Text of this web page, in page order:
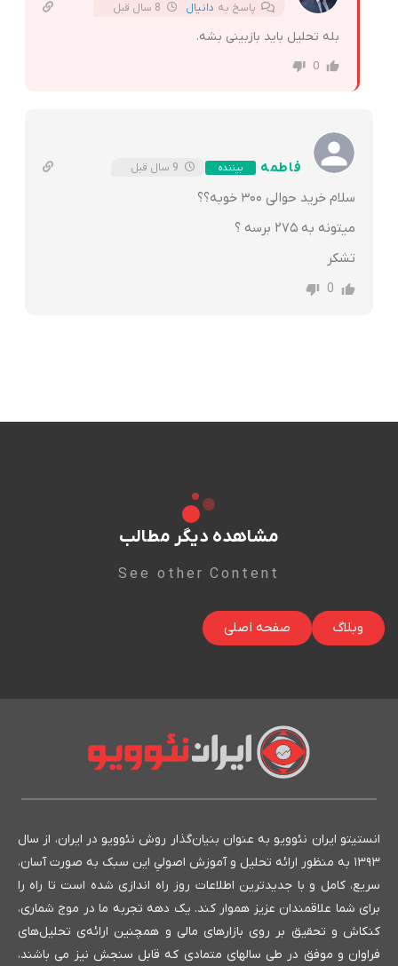
پاسخ به دانیال
بله تحلیل باید بازبینی بشه.
0
فاطمه بیننده
سلام خرید حوالی ۳۰۰ خوبه؟؟
میتونه به ۲۷۵ برسه ؟
تشکر
0
مشاهده دیگر مطالب
See other Content
وبلاگ صفحه اصلی
انستیتو ایران نئوویو به عنوان بنیان‌گذار روش نئوویو در ایران، از سال
۱۳۹۳ به منظور ارائه تحلیل و آموزش اصولیِ این سبک به صورت آسان،
سریع، کامل و با جدیدترین اطلاعات روز راه اندازی شده است تا راه را
برای شما علاقمندان عزیز هموار کند. یک دهه تجربه ما در موج شماری،
کنکاش و تحقیق بر روی بازارهای مالی و همچنین ارائه‌ی تحلیل‌های
فراوان و موفق در طی سالهای متمادی که قابل سنجش نیز می باشند،